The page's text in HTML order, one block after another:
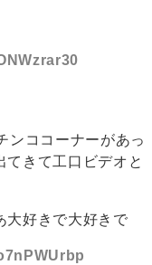
ンココーナーがあっ
てきて工口ビデオと
大好きで大好きで